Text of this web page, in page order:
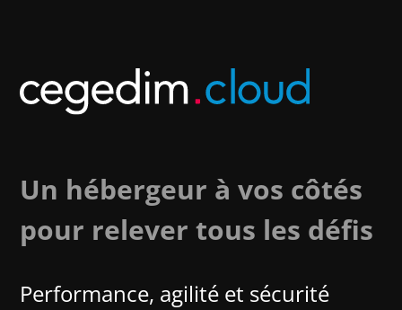
Un hébergeur à vos côtés
pour relever tous les défis
Performance, agilité et sécurité​